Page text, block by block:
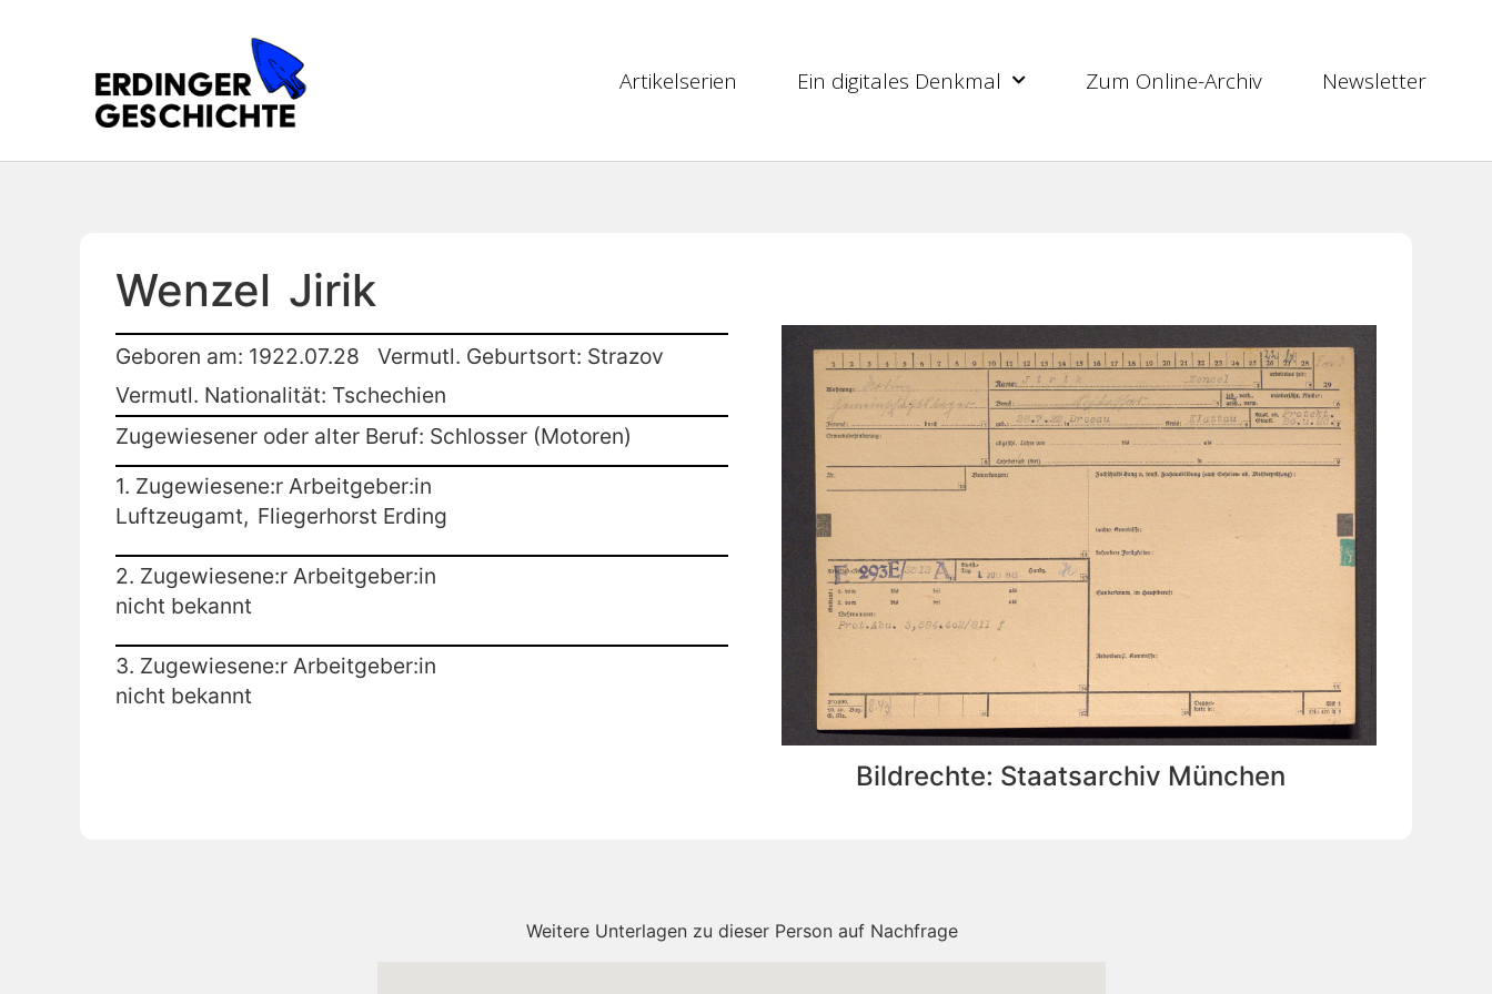
Artikelserien Ein digitales Denkmal Zum Online-Archiv Newsletter
Wenzel Jirik
Geboren am: 1922.07.28
Vermutl. Geburtsort: Strazov
Vermutl. Nationalität: Tschechien
Zugewiesener oder alter Beruf: Schlosser (Motoren)
1. Zugewiesene:r Arbeitgeber:in
Luftzeugamt, Fliegerhorst Erding
2. Zugewiesene:r Arbeitgeber:in
nicht bekannt
3. Zugewiesene:r Arbeitgeber:in
nicht bekannt
Bildrechte: Staatsarchiv München
Weitere Unterlagen zu dieser Person auf Nachfrage